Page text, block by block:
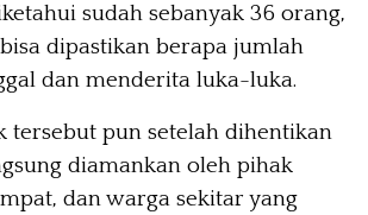
sudah sebanyak 36 orang,
dipastikan berapa jumlah
dan menderita luka-luka.
tersebut pun setelah dihentikan
diamankan oleh pihak
dan warga sekitar yang